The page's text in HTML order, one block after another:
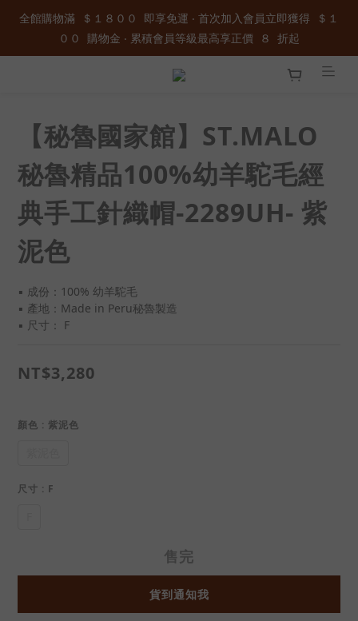
全館購物滿  ＄１８００  即享免運 ‧ 首次加入會員立即獲得  ＄１
００  購物金 ‧ 累積會員等級最高享正價  ８  折起
全館購物滿  ＄１８００  即享免運 ‧ 首次加入會員立即獲得  ＄１
００  購物金 ‧ 累積會員等級最高享正價  ８  折起
加入官方LINE ID : @wau4368o 享額外秘密折扣
全館購物滿  ＄１８００  即享免運 ‧ 首次加入會員立即獲得  ＄１
００  購物金 ‧ 累積會員等級最高享正價  ８  折起
【秘魯國家館】ST.MALO
秘魯精品100%幼羊駝毛經
典手工針織帽-2289UH- 紫
泥色
▪️ 成份：100% 幼羊駝毛
▪️ 產地：Made in Peru秘魯製造
▪️ 尺寸： F
NT$3,280
顏色 : 紫泥色
尺寸 : F
售完
貨到通知我